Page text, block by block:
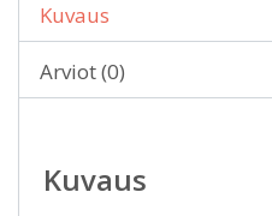
Kuvaus
Arviot (0)
Kuvaus